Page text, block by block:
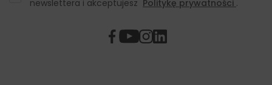
newslettera i akceptujesz Politykę prywatności .